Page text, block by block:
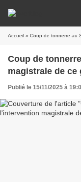
Accueil » Coup de tonnerre au
Coup de
magistrale de
Publié le 15/11/2025 à